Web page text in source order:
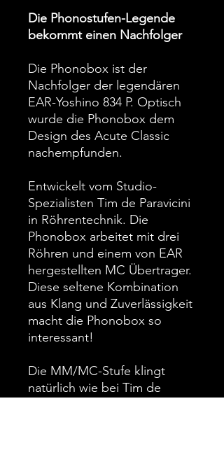
Die Phonostufen-Legende
bekommt einen Nachfolger
Die Phonobox ist der
Nachfolger der legendären
EAR-Yoshino 834 P. Optisch
wurde die Phonobox dem
Design des Acute Classic
nachempfunden.
Entwickelt vom Studio-
Spezialisten Tim de Paravicini
in Röhrentechnik. Die
Phonobox arbeitet mit drei
Röhren und einem von EAR
hergestellten MC Übertrager.
Diese seltene Kombination
aus Klang und Zuverlässigkeit
macht die Phonobox so
interessant!
Die MM/MC-Stufe klingt
natürlich wie bei Tim de